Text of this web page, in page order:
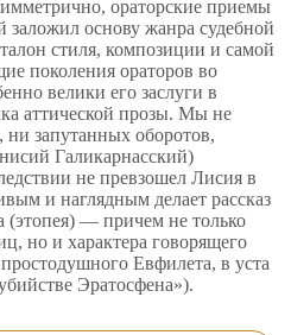
ораторские приемы
основу жанра судебной
стиля, композиции и самой
поколения ораторов во
велики его заслуги в
аттической прозы. Мы не
запутанных оборотов,
Галикарнасский)
не превзошел Лисия в
и наглядным делает рассказ
(этопея) — причем не только
но и характера говорящего
Евфилета, в уста
Эратосфена»).